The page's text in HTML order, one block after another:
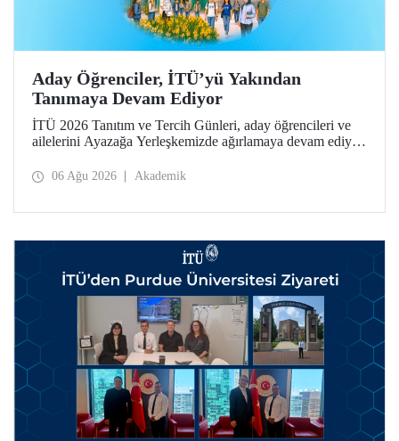
Aday Öğrenciler, İTÜ’yü Yakından
Tanımaya Devam Ediyor
İTÜ 2026 Tanıtım ve Tercih Günleri, aday öğrencileri ve
ailelerini Ayazağa Yerleşkemizde ağırlamaya devam ediyor.
ilgili fakülte ve birimler adaylara bilgi vermeye devam
06 Ağu 2026 Akademik